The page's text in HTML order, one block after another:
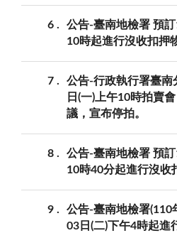
6
公告-臺南地檢署 預
10時起進行沒收扣押
7
公告-行政執行署臺南
日(一)上午10時拍賣
議，宣布停拍。
8
公告-臺南地檢署 預
10時40分起進行沒收
9
公告-臺南地檢署(110
03日(二)下午4時起進